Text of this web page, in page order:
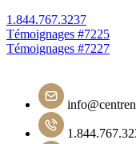
1.844.767.3237
Navigation
de
l'article
Témoignages #7225
Témoignages #7227